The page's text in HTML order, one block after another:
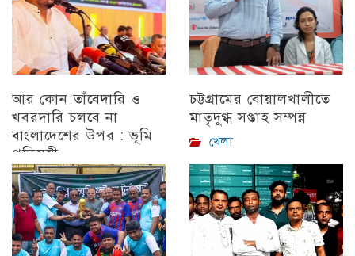
আর কোন তাঁবেদারি ও
খবরদারি চলবে না
বাংলাদেশের উপর : ভূমি
প্রতিমন্ত্রী
চট্টগ্রাম
চট্টগ্রামের বোয়ালখালীতে
মাতৃদুগ্ধ সপ্তাহ সম্পন্ন
খেলা